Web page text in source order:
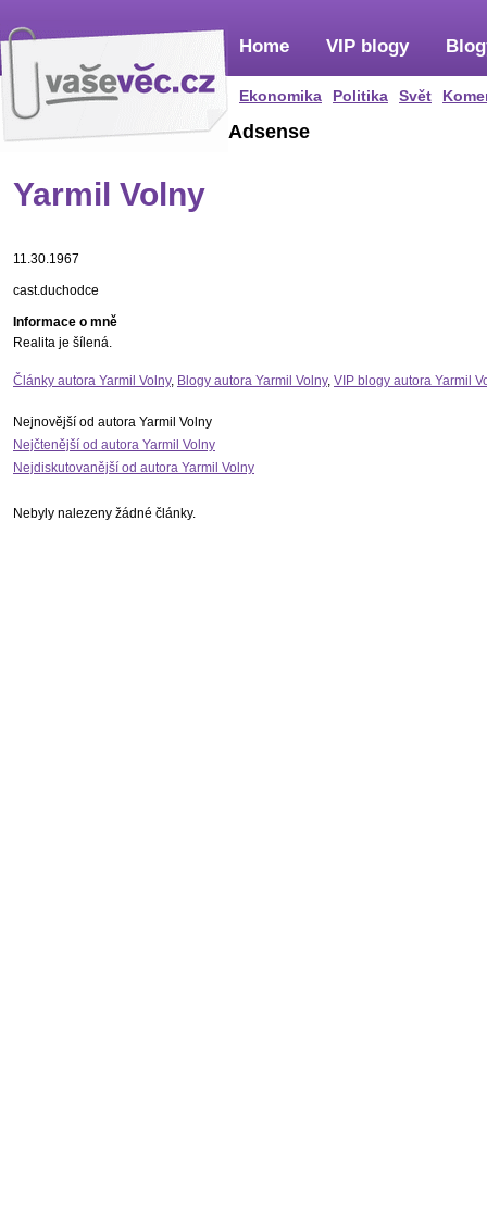
Home
Ekonomika Politika Svět
VIP blogy
Adsense
Yarmil Volny
11.30.1967
cast.duchodce
Informace o mně
Realita je šílená.
Články autora Yarmil Volny, Blogy autora Yarmil Volny, VIP blogy autora Yarmil
Nejnovější od autora Yarmil Volny
Nejčtenější od autora Yarmil Volny
Nejdiskutovanější od autora Yarmil Volny
Nebyly nalezeny žádné články.